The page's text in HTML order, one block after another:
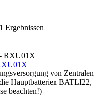
Ergebnissen
von Zentralen
Hauptbatterien BATLI22,
beachten!)